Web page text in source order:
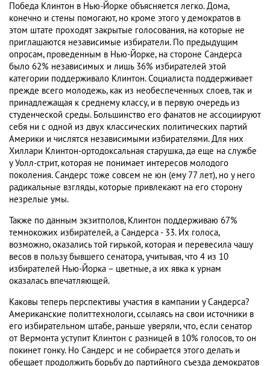
Победа Клинтон в Нью-Йорке объясняется легко. Дома,
конечно и стены помогают, но кроме этого у демократов в
этом штате проходят закрытые голосования, на которые не
приглашаются независимые избиратели. По предыдущим
опросам, проведенным в Нью-Йорке, на стороне Сандерса
было 62% независимых и лишь 36% избирателей этой
категории поддерживало Клинтон. Социалиста поддерживает
прежде всего молодежь, как из необеспеченных слоев, так и
принадлежащая к среднему классу, и в первую очередь из
студенческой среды. Большинство его фанатов не ассоциируют
себя ни с одной из двух классических политических партий
Америки и числятся независимыми избирателями. Для них
Хиллари Клинтон-ортодоксальная старушка, да еще на службе
у Уолл-стрит, которая не понимает интересов молодого
поколения. Сандерс тоже совсем не юн (ему 77 лет), но у него
радикальные взгляды, которые привлекают на его сторону
незрелые умы.
Также по данным экзитполов, Клинтон поддерживаю 67%
темнокожих избирателей, а Сандерса - 33. Их голоса,
возможно, оказались той гирькой, которая и перевесила чашу
весов в пользу бывшего сенатора, учитывая, что 4 из 10
избирателей Нью-Йорка – цветные, а их явка к урнам
оказалась впечатляющей.
Каковы теперь перспективы участия в кампании у Сандерса?
Американские политтехнологи, ссылаясь на свои источники в
его избирательном штабе, раньше уверяли, что, если сенатор
от Вермонта уступит Клинтон с разницей в 10% голосов, то он
покинет гонку. Но Сандерс и не собирается этого делать и
обещает продолжить борьбу до партийного съезда демократов